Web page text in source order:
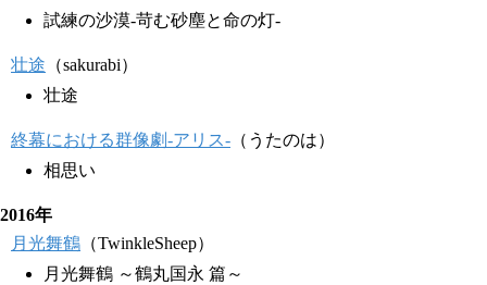
試練の沙漠-苛む砂塵と命の灯-
壮途 （sakurabi）
壮途
終幕における群像劇-アリス- （うたのは）
相思い
2016年
月光舞鶴 （TwinkleSheep）
月光舞鶴 ～鶴丸国永 篇～